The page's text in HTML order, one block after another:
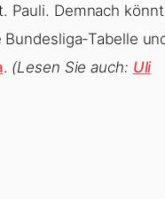
Pauli. Demnach
Tabelle
. (Lesen Sie auch: Uli